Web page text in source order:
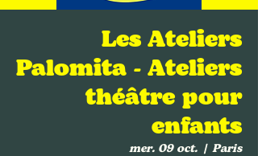
Les Ateliers
Palomita - Ateliers
théâtre pour
enfants
mer. 09 oct.
  |
Paris